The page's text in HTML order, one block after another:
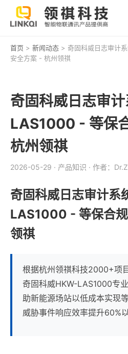
首页 > 新闻动态 > 奇固科威日志审计
安全方案 - 杭州领祺
奇固科威日志审
LAS1000 - 等保
杭州领祺
2026-05-29 · 产品知识 · 作者：
奇固科威日志审计系
LAS1000 - 等保合
领祺
根据杭州领祺科技2000+项
奇固科威HKW-LAS1000专
助新能源场站以低成本实现
威胁事件响应效率提升60%以